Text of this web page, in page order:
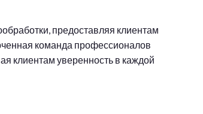
предоставляя клиентам
команда профессионалов
клиентам уверенность в каждой